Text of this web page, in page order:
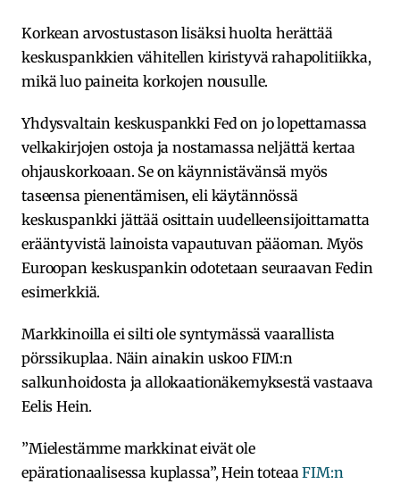
Korkean arvostustason lisäksi huolta herättää
keskuspankkien vähitellen kiristyvä rahapolitiikka,
mikä luo paineita korkojen nousulle.
Yhdysvaltain keskuspankki Fed on jo lopettamassa
velkakirjojen ostoja ja nostamassa neljättä kertaa
ohjauskorkoaan. Se on käynnistävänsä myös
taseensa pienentämisen, eli käytännössä
keskuspankki jättää osittain uudelleensijoittamatta
erääntyvistä lainoista vapautuvan pääoman. Myös
Euroopan keskuspankin odotetaan seuraavan Fedin
esimerkkiä.
Markkinoilla ei silti ole syntymässä vaarallista
pörssikuplaa. Näin ainakin uskoo FIM:n
salkunhoidosta ja allokaationäkemyksestä vastaava
Eelis Hein.
”Mielestämme markkinat eivät ole
epärationaalisessa kuplassa”, Hein toteaaFIM:n